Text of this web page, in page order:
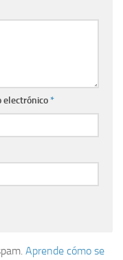
electrónico*
Aprende cómo se